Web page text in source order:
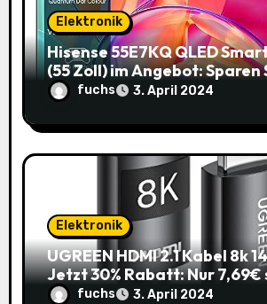
o
Elektronik
Hisense 55E7KQ QLED
(55 Zoll) im Angebot: Sparen
145,85€!
fuchs 3. April 2024
Elektronik
UGREEN HDMI 2.1 Kabel 8k
Jetzt 30% Rabatt: Nur
10,99€
fuchs 3. April 2024